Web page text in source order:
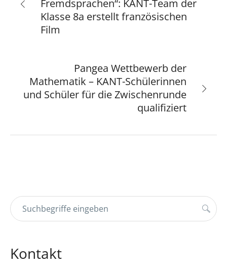
Fremdsprachen“: KANT-Team der
Klasse 8a erstellt französischen
Film
Pangea Wettbewerb der
Mathematik – KANT-Schülerinnen
und Schüler für die Zwischenrunde
qualifiziert
Kontakt